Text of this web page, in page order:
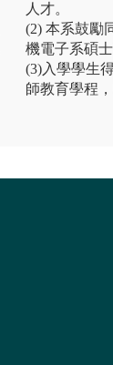
人才。
(2) 本系鼓勵
機電子系碩
(3)入學學生
師教育學程